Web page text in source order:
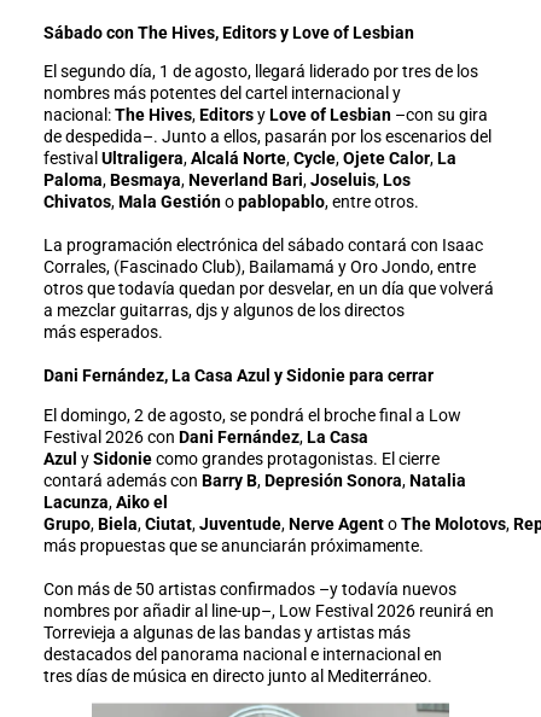
Sábado con The Hives, Editors y Love of Lesbian
El segundo día, 1 de agosto, llegará liderado por tres de los
nombres más potentes del cartel internacional y
nacional:The Hives,EditorsyLove of Lesbian–con su gira
de despedida–. Junto a ellos, pasarán por los escenarios del
festival Ultraligera,Alcalá Norte,Cycle,Ojete Calor,La
Paloma,Besmaya,Neverland Bari,Joseluis,Los
Chivatos,Mala Gestiónopablopablo, entre otros.
La programación electrónica del sábado contará con Isaac
Corrales, (Fascinado Club), Bailamamá y Oro Jondo, entre
otros que todavía quedan por desvelar, en un día que volverá
a mezclar guitarras, djs y algunos de los directos
más esperados.
Dani Fernández, La Casa Azul y Sidonie para cerrar
El domingo, 2 de agosto, se pondrá el broche final a Low
Festival 2026 con Dani Fernández,La Casa
Azul ySidoniecomo grandes protagonistas. El cierre
contará además con Barry B,Depresión Sonora,Natalia
Lacunza,Aiko el
Grupo,Biela,Ciutat,Juventude,Nerve AgentoThe Molotovs,
más propuestas que se anunciarán próximamente.
Con más de 50 artistas confirmados –y todavía nuevos
nombres por añadir al line-up–, Low Festival 2026 reunirá en
Torrevieja a algunas de las bandas y artistas más
destacados del panorama nacional e internacional en
tres días de música en directo junto al Mediterráneo.